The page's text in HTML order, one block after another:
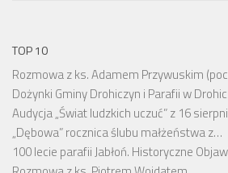
TOP 10
Rozmowa z ks. Adamem Przywuskim
Dożynki Gminy Drohiczyn i Parafii w
Audycja „Świat ludzkich uczuć” z 16
„Dębowa” rocznica ślubu małżeństwa z…
100 lecie parafii Jabłoń. Historyczne